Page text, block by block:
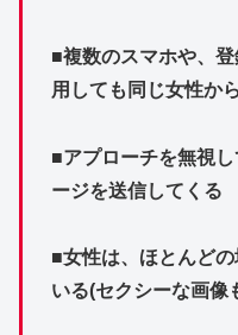
■複数のスマホや、
用しても同じ女性か
■アプローチを無視
ージを送信してくる
■女性は、ほとんど
いる(セクシーな画像